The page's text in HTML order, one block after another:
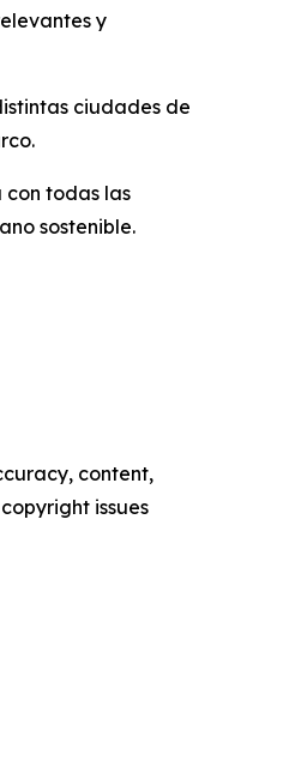
y
ciudades de
todas las
sostenible.
content,
issues